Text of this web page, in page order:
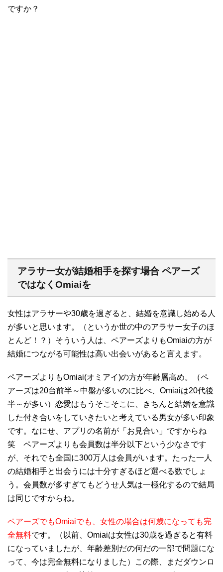
ですか？
アラサー女が結婚相手を探す場合 ペアーズ
ではなく Omiaiを
女性はアラサーや30歳を過ぎると、結婚を意識し始める人
が多いと思います。（というか世の中のアラサー女子のほ
とんど！？）そういう人は、ペアーズよりもOmiaiの方が
結婚につながる可能性は高い出会いがあると言えます。
ペアーズよりもOmiai(オミアイ)の方が年齢層高め。（ペ
アーズは20台前半～中盤が多いのに比べ、 Omiaiは20代後
半～が多い）恋愛はもうそこそこに、きちんと結婚を意識
した付き合いをしていきたいと考えている男女が多い印象
です。なにせ、アプリの名前が「お見合い」ですからね
笑 ペアーズよりも会員数は半分以下という少なさです
が、それでも全国に300万人は会員がいます。たった一人
の結婚相手と出会うには十分すぎるほど選べる数でしょ
う。会員数が多すぎてもどうせ人気は一極化するので結局
は同じですからね。
ペアーズでもOmiaiでも、女性の場合は何歳になっても完
全無料です。（以前、 Omiaiは女性は30歳を過ぎると有料
になっていましたが、年齢差別だの何だの一部で問題にな
って、今は完全無料になりました）この際、まだダウンロ